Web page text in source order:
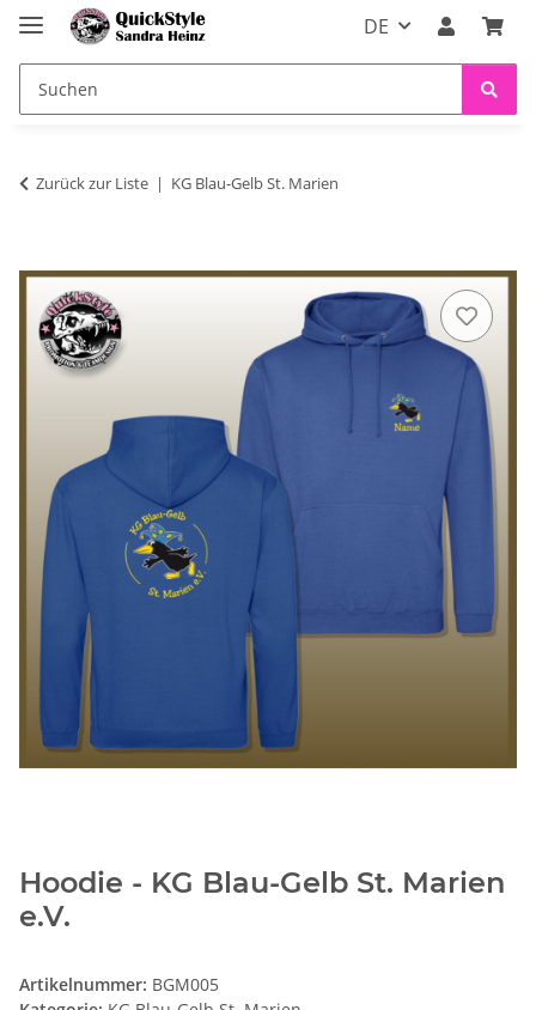
DE
Zurück zur Liste KG Blau-Gelb St. Marien
Hoodie - KG Blau-Gelb St. Marien
e.V.
Artikelnummer: BGM005